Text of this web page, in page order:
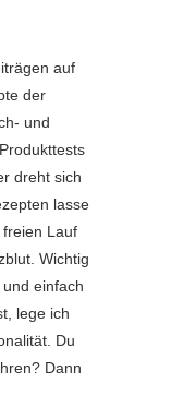
auf
der
und
dreht sich
lasse
Lauf
Wichtig
einfach
lege ich
Du
Dann